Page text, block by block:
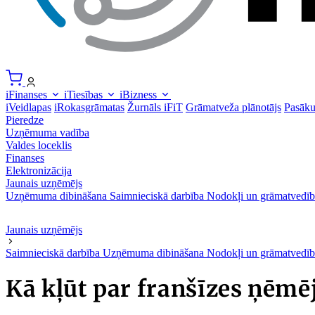
iFinanses iTiesības
iBizness
iVeidlapas iRokasgrāmatas Žurnāls iFiT Grāmatveža plānotājs
Pieredze
Uzņēmuma vadība
Valdes loceklis
Finanses
Elektronizācija
Jaunais uzņēmējs
Uzņēmuma dibināšana Saimnieciskā darbība Nodokļi un
Jaunais uzņēmējs
Saimnieciskā darbība Uzņēmuma dibināšana Nodokļi un
Kā kļūt par franšīzes